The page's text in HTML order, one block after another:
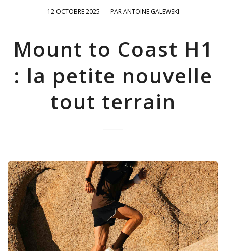
12 OCTOBRE 2025
/ PARANTOINE GALEWSKI
Mount to Coast H1
: la petite nouvelle
tout terrain